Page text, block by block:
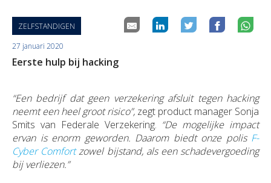
Duurzaamheid
Polis Check
Bedrijfsleider
Uw financiën
Uw bezittingen
Bedrijfsleider
Uw financiën
Polis Check
Jobs
Uw schadeaangifte
ZELFSTANDIGEN
27 januari 2020
Eerste hulp bij hacking
“Een bedrijf dat geen verzekering afsluit tegen hacking
neemt een heel groot risico”, zegt product manager Sonja
Smits van Federale Verzekering. “De mogelijke impact
ervan is enorm geworden. Daarom biedt onze polis F-
Cyber Comfortzowel bijstand, als een schadevergoeding
bij verliezen.”